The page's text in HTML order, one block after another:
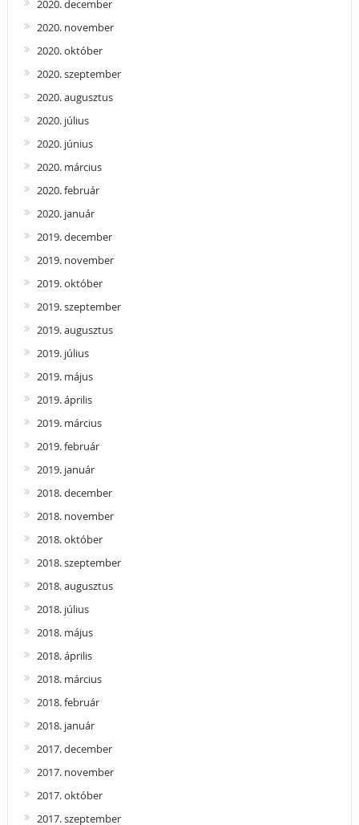
2020. december
2020. november
2020. október
2020. szeptember
2020. augusztus
2020. július
2020. június
2020. március
2020. február
2020. január
2019. december
2019. november
2019. október
2019. szeptember
2019. augusztus
2019. július
2019. május
2019. április
2019. március
2019. február
2019. január
2018. december
2018. november
2018. október
2018. szeptember
2018. augusztus
2018. július
2018. május
2018. április
2018. március
2018. február
2018. január
2017. december
2017. november
2017. október
2017. szeptember